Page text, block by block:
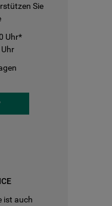
Sie
Uhr*
ist auch